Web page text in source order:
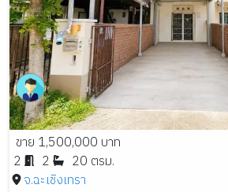
ขาย 1,500,000 บาท
2
2
20 ตรม.
จ.ฉะเชิงเทรา